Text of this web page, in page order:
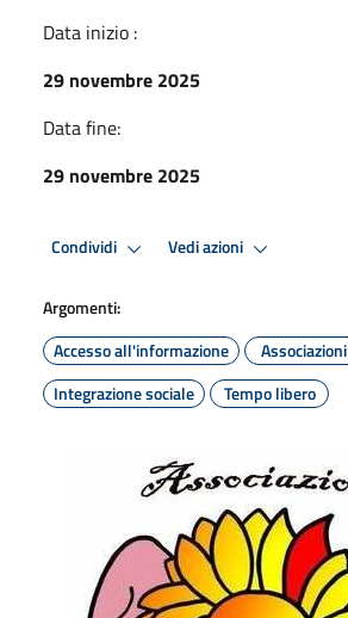
Data inizio :
29 novembre 2025
Data fine:
29 novembre 2025
Condividi Vedi azioni
Argomenti:
Accesso all'informazione
Associazioni
Integrazione sociale
Tempo libero